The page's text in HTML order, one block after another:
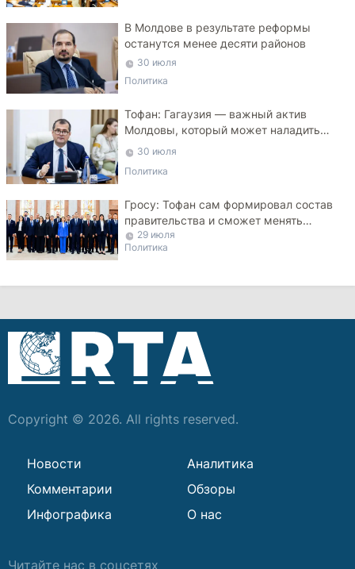
В Молдове в результате реформы
останутся менее десяти районов
30 июля
Политика
Тофан: Гагаузия — важный актив
Молдовы, который может наладить
мосты с Турцией
30 июля
Политика
Гросу: Тофан сам формировал состав
правительства и сможет менять
министров
29 июля
Политика
Copyright © 2026. All rights reserved.
Новости
Аналитика
Комментарии
Обзоры
Инфографика
О нас
Читайте нас в соцсетях